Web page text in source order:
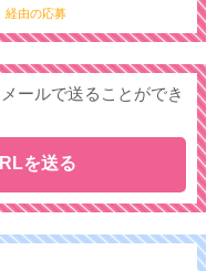
経由の応募
ールで送ることができ
を送る